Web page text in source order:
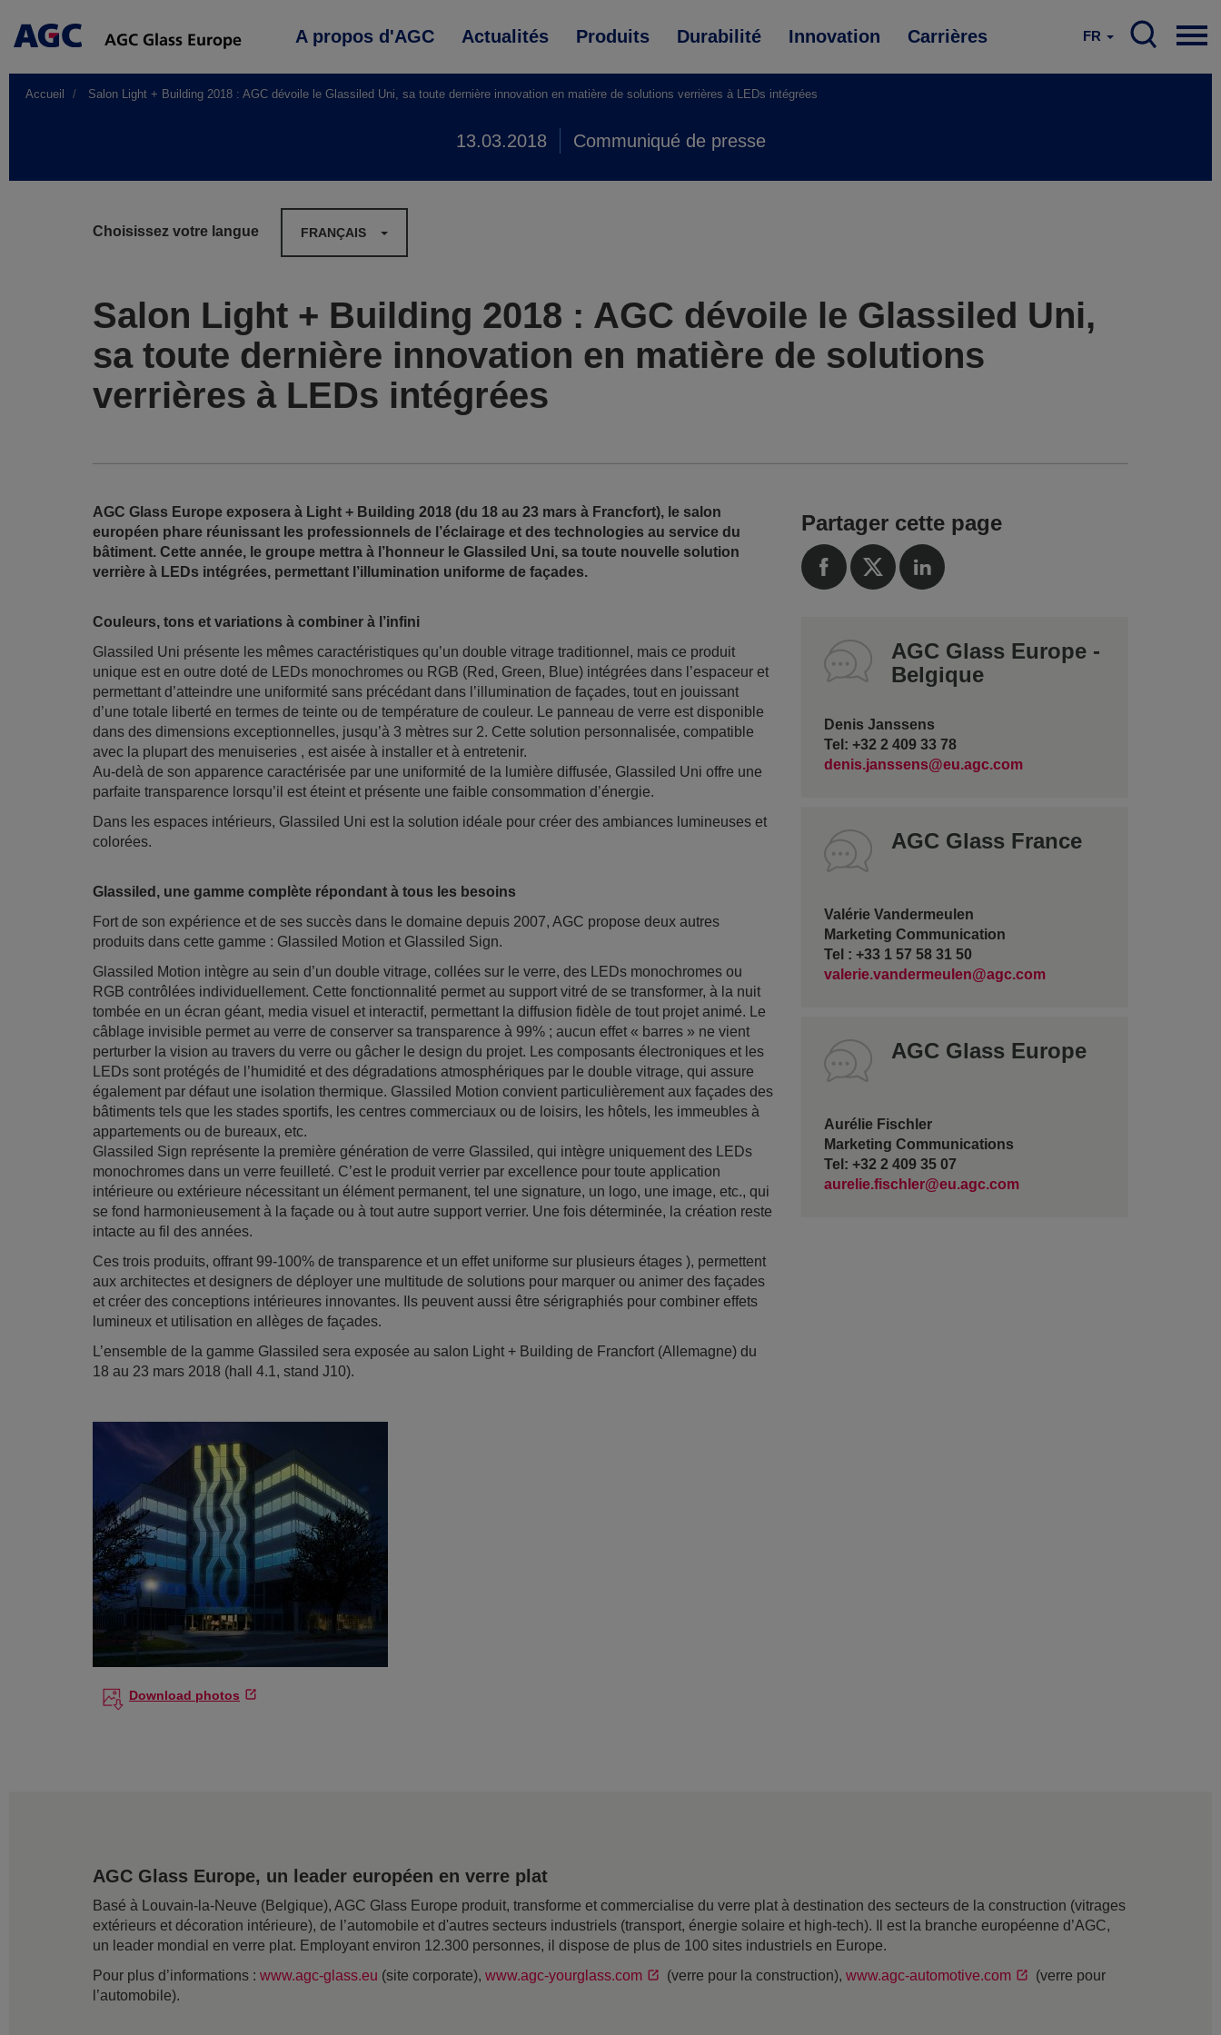
Main
A propos d'AGC Actualités Produits Durabilité Innovation Carrières FR
Accueil Salon Light + Building 2018 : AGC dévoile le Glassiled Uni, sa toute dernière innovation en matière de solutions verrières à LEDs intégrées
13.03.2018 Communiqué de presse
Choisissez votre langue FRANÇAIS
Salon Light + Building 2018 : AGC dévoile le Glassiled Uni,
sa toute dernière innovation en matière de solutions
verrières à LEDs intégrées
AGC Glass Europe exposera à Light + Building 2018 (du 18 au 23 mars à Francfort), le salon
européen phare réunissant les professionnels de l’éclairage et des technologies au service du
bâtiment. Cette année, le groupe mettra à l’honneur le Glassiled Uni, sa toute nouvelle solution
verrière à LEDs intégrées, permettant l’illumination uniforme de façades.
Couleurs, tons et variations à combiner à l’infini
Glassiled Uni présente les mêmes caractéristiques qu’un double vitrage traditionnel, mais ce produit
unique est en outre doté de LEDs monochromes ou RGB (Red, Green, Blue) intégrées dans l’espaceur et
permettant d’atteindre une uniformité sans précédant dans l’illumination de façades, tout en jouissant
d’une totale liberté en termes de teinte ou de température de couleur. Le panneau de verre est disponible
dans des dimensions exceptionnelles, jusqu’à 3 mètres sur 2. Cette solution personnalisée, compatible
avec la plupart des menuiseries , est aisée à installer et à entretenir.
Au-delà de son apparence caractérisée par une uniformité de la lumière diffusée, Glassiled Uni offre une
parfaite transparence lorsqu’il est éteint et présente une faible consommation d’énergie.
Dans les espaces intérieurs, Glassiled Uni est la solution idéale pour créer des ambiances lumineuses et
colorées.
Glassiled, une gamme complète répondant à tous les besoins
Fort de son expérience et de ses succès dans le domaine depuis 2007, AGC propose deux autres
produits dans cette gamme : Glassiled Motion et Glassiled Sign.
Glassiled Motion intègre au sein d’un double vitrage, collées sur le verre, des LEDs monochromes ou
RGB contrôlées individuellement. Cette fonctionnalité permet au support vitré de se transformer, à la nuit
tombée en un écran géant, media visuel et interactif, permettant la diffusion fidèle de tout projet animé. Le
câblage invisible permet au verre de conserver sa transparence à 99% ; aucun effet « barres » ne vient
perturber la vision au travers du verre ou gâcher le design du projet. Les composants électroniques et les
LEDs sont protégés de l’humidité et des dégradations atmosphériques par le double vitrage, qui assure
également par défaut une isolation thermique. Glassiled Motion convient particulièrement aux façades des
bâtiments tels que les stades sportifs, les centres commerciaux ou de loisirs, les hôtels, les immeubles à
appartements ou de bureaux, etc.
Glassiled Sign représente la première génération de verre Glassiled, qui intègre uniquement des LEDs
monochromes dans un verre feuilleté. C’est le produit verrier par excellence pour toute application
intérieure ou extérieure nécessitant un élément permanent, tel une signature, un logo, une image, etc., qui
se fond harmonieusement à la façade ou à tout autre support verrier. Une fois déterminée, la création reste
intacte au fil des années.
Ces trois produits, offrant 99-100% de transparence et un effet uniforme sur plusieurs étages ), permettent
aux architectes et designers de déployer une multitude de solutions pour marquer ou animer des façades
et créer des conceptions intérieures innovantes. Ils peuvent aussi être sérigraphiés pour combiner effets
lumineux et utilisation en allèges de façades.
L’ensemble de la gamme Glassiled sera exposée au salon Light + Building de Francfort (Allemagne) du
18 au 23 mars 2018 (hall 4.1, stand J10).
Download photos
Partager cette page
AGC Glass Europe -
Belgique
Denis Janssens
Tel: +32 2 409 33 78
denis.janssens@eu.agc.com
AGC Glass France
Valérie Vandermeulen
Marketing Communication
Tel : +33 1 57 58 31 50
valerie.vandermeulen@agc.com
AGC Glass Europe
Aurélie Fischler
Marketing Communications
Tel: +32 2 409 35 07
aurelie.fischler@eu.agc.com
AGC Glass Europe, un leader européen en verre plat
Basé à Louvain-la-Neuve (Belgique), AGC Glass Europe produit, transforme et commercialise du verre plat à destination des secteurs de la construction (vitrages
extérieurs et décoration intérieure), de l’automobile et d'autres secteurs industriels (transport, énergie solaire et high-tech). Il est la branche européenne d’AGC,
un leader mondial en verre plat. Employant environ 12.300 personnes, il dispose de plus de 100 sites industriels en Europe.
Pour plus d’informations : www.agc-glass.eu (site corporate), www.agc-yourglass.com (verre pour la construction), www.agc-automotive.com
(verre pour
l’automobile).